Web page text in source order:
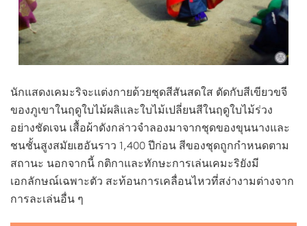
นักแสดงเคมะริจะแต่งกายด้วยชุดสีสันสดใส ตัดกับสีเขียวขจี
ของภูเขาในฤดูใบไม้ผลิและใบไม้เปลี่ยนสีในฤดูใบไม้ร่วง
อย่างชัดเจน เสื้อผ้าดังกล่าวจำลองมาจากชุดของขุนนางและ
ชนชั้นสูงสมัยเฮอันราว 1,400 ปีก่อน สีของชุดถูกกำหนดตาม
สถานะ นอกจากนี้ กติกาและทักษะการเล่นเคมะริยังมี
เอกลักษณ์เฉพาะตัว สะท้อนการเคลื่อนไหวที่สง่างามต่างจาก
การละเล่นอื่น ๆ